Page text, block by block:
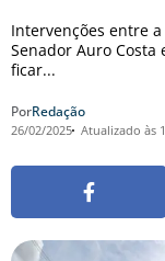
Intervenções entre
Senador Auro
ficar...
PorRedação
26/02/2025 Atualizado às